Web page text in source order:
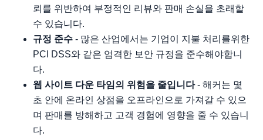
뢰를 위반하여 부정적인 리뷰와 판매 손실을 초래할
수 있습니다.
규정 준수 - 많은 산업에서는 기업이 지불 처리를위한
PCI DSS와 같은 엄격한 보안 규정을 준수해야합니
다.
웹 사이트 다운 타임의 위험을 줄입니다- 해커는 몇
초 안에 온라인 상점을 오프라인으로 가져갈 수 있으
며 판매를 방해하고 고객 경험에 영향을 줄 수 있습니
다.